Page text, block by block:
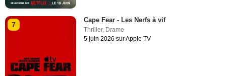
7
Cape Fear - Les Nerfs à vif
Thriller, Drame
5 juin 2026 sur Apple TV